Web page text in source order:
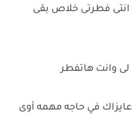
فطرتى خلاص بقى
وانت هاتفطر
في حاجه مهمه أوى